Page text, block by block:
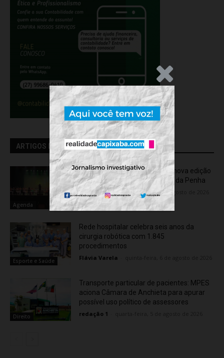
ARTIGOS RELACIONADOS
Agenda
OCA Sinfônica é a atração da nova edição
do “Som na Sexta” em Jardim da Penha
Flávia Varela sexta-feira, 7 de agosto de 2026
Esporte e Saúde
Rede hospitalar celebra seis anos da
cirurgia robótica com 1.845
procedimentos
Flávia Varela
Direito
Transporte particular de pacientes: MPES
aciona Câmara de Anchieta para apurar
possível uso político de assessores
redação 1